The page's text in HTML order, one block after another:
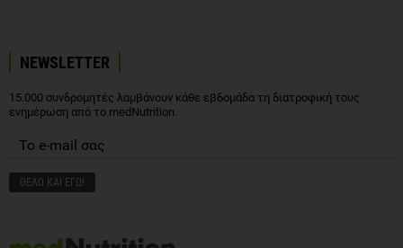
NEWSLETTER
15.000 συνδρομητές λαμβάνουν κάθε εβδομάδα τη διατροφική τους
ενημέρωση από το medNutrition.